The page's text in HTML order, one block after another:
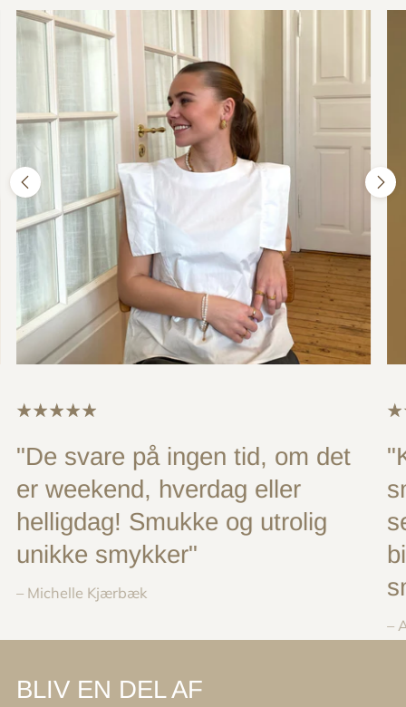
"De svare på ingen tid, om det
er weekend, hverdag eller
helligdag! Smukke og utrolig
unikke smykker"
– Michelle Kjærbæk
–
BLIV EN DEL AF